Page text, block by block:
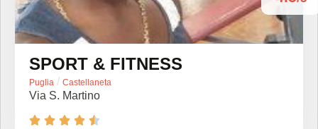
SPORT & FITNESS
Puglia / Castellaneta
Via S. Martino
    